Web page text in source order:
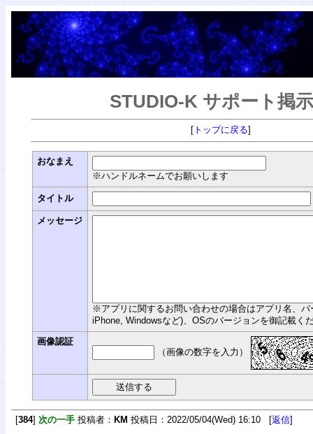
STUDIO-K サポート掲
[ トップに戻る]
おなまえ
※ハンドルネームでお願いします
タイトル
メッセージ
※アプリに関するお問い合わせの場合はアプリ名、
iPhone, Windowsなど)、OSのバージョンを御記載く
画像認証
（画像の数字を入力）
[384] 次の一手 投稿者： KM 投稿日：2022/05/04(Wed) 16:10 [返信]